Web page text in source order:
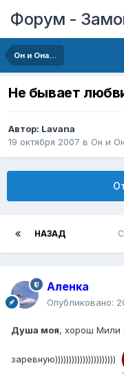
Форум -
Он и Она...
Не бывает
Автор: Lavana
19 октября 2007 в Он и
НАЗАД
Аленка
Опубликовано:
Душа моя, хорош Мили
заревную))))))))))))))))))))))